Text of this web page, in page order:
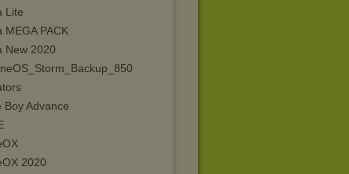
Lite
MEGA PACK
New 2020
Boy Advance
2020